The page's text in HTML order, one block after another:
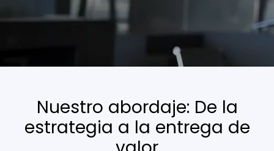
Nuestro abordaje: De la
estrategia a la entrega de